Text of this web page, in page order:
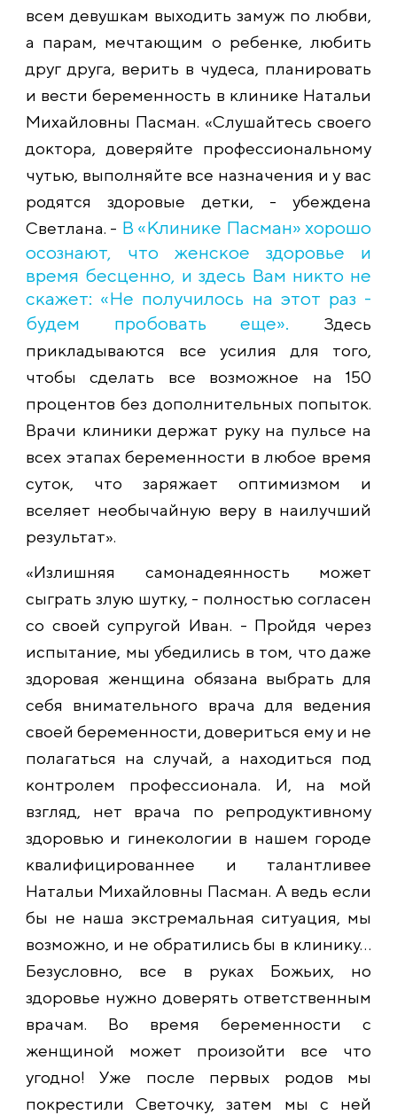
всем девушкам выходить замуж по любви,
а парам, мечтающим о ребенке, любить
друг друга, верить в чудеса, планировать
и вести беременность в клинике Натальи
Михайловны Пасман. «Слушайтесь своего
доктора, доверяйте профессиональному
чутью, выполняйте все назначения и у вас
родятся здоровые детки, - убеждена
Светлана. - В «Клинике Пасман» хорошо
осознают, что женское здоровье и
время бесценно, и здесь Вам никто не
скажет: «Не получилось на этот раз -
будем пробовать еще». Здесь
прикладываются все усилия для того,
чтобы сделать все возможное на 150
процентов без дополнительных попыток.
Врачи клиники держат руку на пульсе на
всех этапах беременности в любое время
суток, что заряжает оптимизмом и
вселяет необычайную веру в наилучший
результат».
«Излишняя самонадеянность может
сыграть злую шутку, - полностью согласен
со своей супругой Иван. - Пройдя через
испытание, мы убедились в том, что даже
здоровая женщина обязана выбрать для
себя внимательного врача для ведения
своей беременности, довериться ему и не
полагаться на случай, а находиться под
контролем профессионала. И, на мой
взгляд, нет врача по репродуктивному
здоровью и гинекологии в нашем городе
квалифицированнее и талантливее
Натальи Михайловны Пасман. А ведь если
бы не наша экстремальная ситуация, мы
возможно, и не обратились бы в клинику…
Безусловно, все в руках Божьих, но
здоровье нужно доверять ответственным
врачам. Во время беременности с
женщиной может произойти все что
угодно! Уже после первых родов мы
покрестили Светочку, затем мы с ней